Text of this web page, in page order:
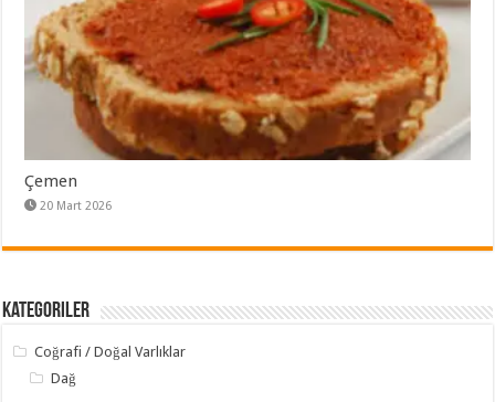
Çemen
20 Mart 2026
Kategoriler
Coğrafi / Doğal Varlıklar
Dağ